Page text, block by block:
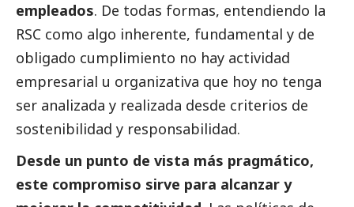
empleados. De todas formas, entendiendo la
RSC como algo inherente, fundamental y de
obligado cumplimiento no hay actividad
empresarial u organizativa que hoy no tenga
ser analizada y realizada desde criterios de
sostenibilidad y responsabilidad.
Desde un punto de vista más pragmático,
este compromiso sirve para alcanzar y